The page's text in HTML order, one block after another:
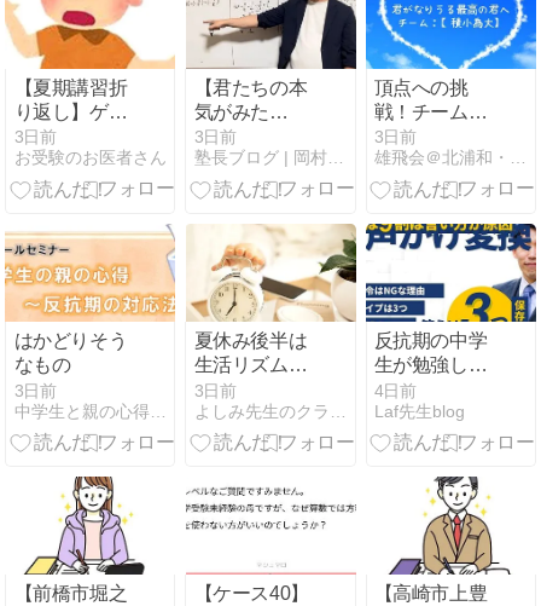
【夏期講習折
り返し】ゲー
ム依存症にご
注意を
3日前
お受験のお医者さん
【君たちの本
気がみた
い！】中１生
たちのプライ
ドとこだわり
3日前
塾長ブログ | 岡村塾 大阪茨木の学習塾
頂点への挑
戦！チーム
【積小為大】
への伝言！٩(
ᐛ )و②
3日前
雄飛会＠北浦和・最強個人塾流：志望校に見合う【格】の育て方
はかどりそう
なもの
3日前
中学生と親の心得 高校受験の勉強法相談
夏休み後半は
生活リズムを
少しずつ学校
モードへ
3日前
反抗期の中学
生が勉強しな
い｜逆効果な
NGワードと効
く声かけ
4日前
Laf先生blog
【前橋市堀之
【ケース40】
【高崎市上豊